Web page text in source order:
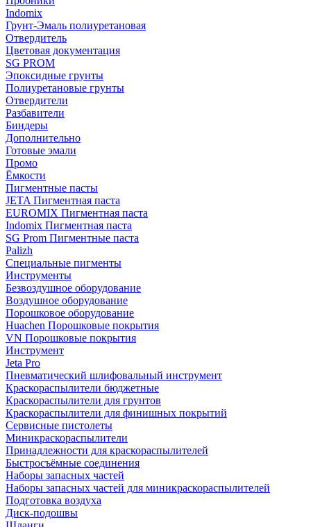
Indomix
Грунт-Эмаль полиуретановая
Отвердитель
Цветовая документация
SG PROM
Эпоксидные грунты
Полиуретановые грунты
Отвердители
Разбавители
Биндеры
Дополнительно
Готовые эмали
Промо
Ёмкости
Пигментные пасты
JETA Пигментная паста
EUROMIX Пигментная паста
Indomix Пигментная паста
SG Prom Пигментные паста
Palizh
Специальные пигменты
Инструменты
Безвоздушное оборудование
Воздушное оборудование
Порошковое оборудование
Huachen Порошковые покрытия
VN Порошковые покрытия
Инструмент
Jeta Pro
Пневматический шлифовальный инструмент
Краскораспылители бюджетные
Краскораспылители для грунтов
Краскораспылители для финишных покрытий
Сервисные пистолеты
Миникраскораспылители
Принадлежности для краскораспылителей
Быстросъёмные соединения
Наборы запасных частей
Наборы запасных частей для миникраскораспылителей
Подготовка воздуха
Диск-подошвы